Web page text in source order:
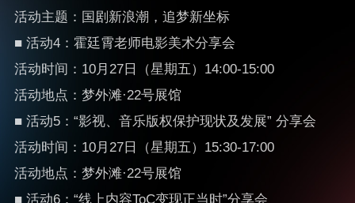
活动主题：国剧新浪潮，追梦新坐标
■ 活动4：霍廷霄老师电影美术分享会
活动时间：10月27日（星期五）14:00-15:00
活动地点：梦外滩·22号展馆
■ 活动5：“影视、音乐版权保护现状及发展” 分享会
活动时间：10月27日（星期五）15:30-17:00
活动地点：梦外滩·22号展馆
■ 活动6：“线上内容ToC变现正当时”分享会